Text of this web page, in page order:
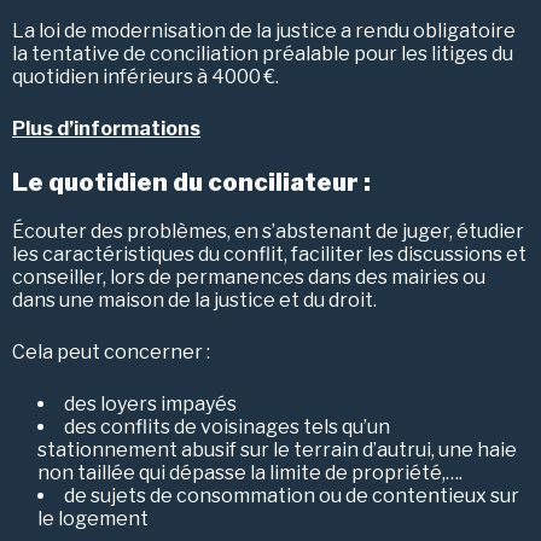
La loi de modernisation de la justice a rendu obligatoire
la tentative de conciliation préalable pour les litiges du
quotidien inférieurs à 4000 €.
Plus d’informations
Le quotidien du conciliateur :
Écouter des problèmes, en s’abstenant de juger, étudier
les caractéristiques du conflit, faciliter les discussions et
conseiller, lors de permanences dans des mairies ou
dans une maison de la justice et du droit.
Cela peut concerner :
des loyers impayés
des conflits de voisinages tels qu’un
stationnement abusif sur le terrain d’autrui, une haie
non taillée qui dépasse la limite de propriété,….
de sujets de consommation ou de contentieux sur
le logement